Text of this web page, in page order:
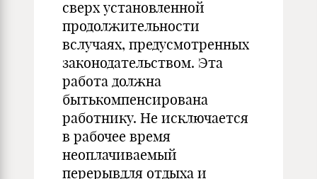
сверх установленной
продолжительности
вслучаях, предусмотренных
законодательством. Эта
работа должна
бытькомпенсирована
работнику. Не исключается
в рабочее время
неоплачиваемый
перерывдля отдыха и